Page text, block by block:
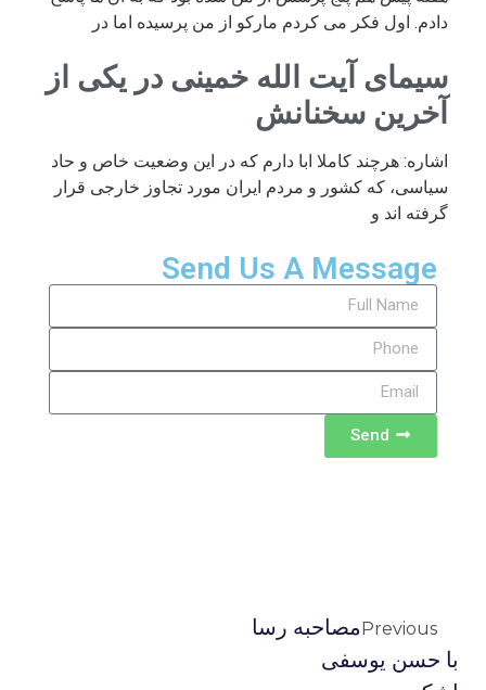
دادم. اول فکر می کردم مارکو از من پرسیده اما در
سیمای آیت الله خمینی در یکی از
آخرین سخنانش
اشاره: هرچند کاملا ابا دارم که در این وضعیت خاص و حاد
سیاسی، که کشور و مردم ایران مورد تجاوز خارجی قرار
گرفته اند و
Send Us A Message
Send
Previousمصاحبه رسا
با حسن یوسفی